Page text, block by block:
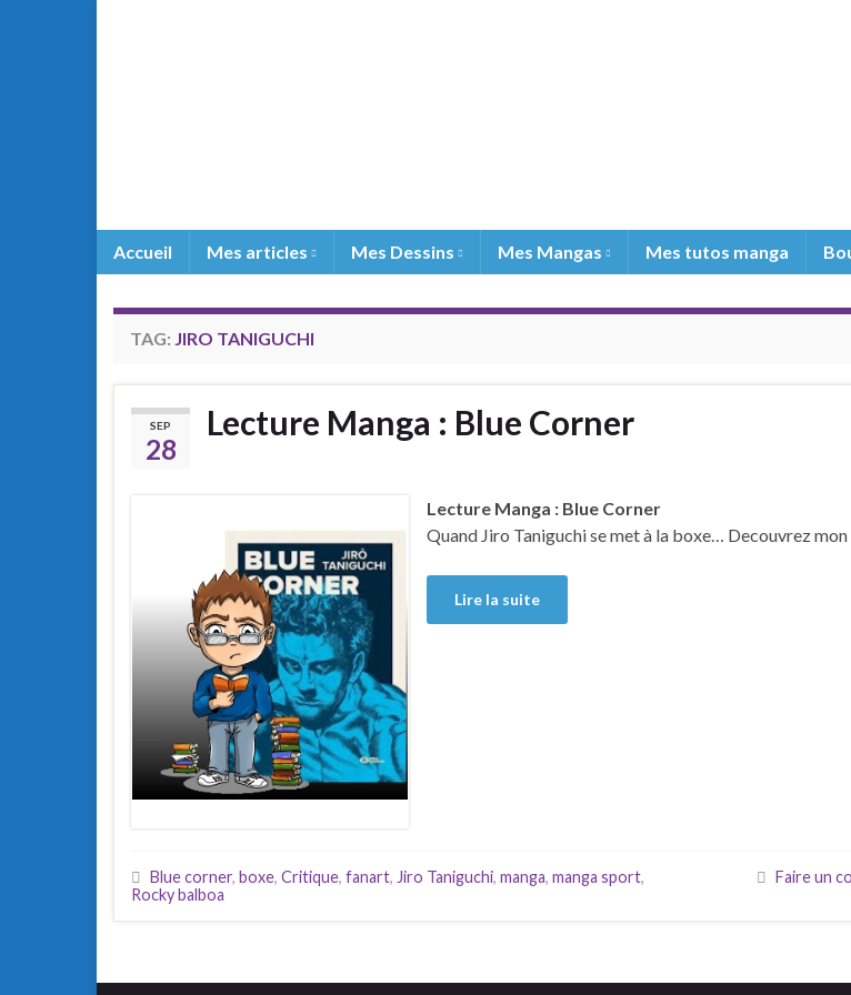
Accueil Mes articles Mes Dessins Mes Mangas Mes tutos manga
TAG: JIRO TANIGUCHI
SEP
28
Lecture Manga : Blue Corner
Lecture Manga : Blue Corner
Quand Jiro Taniguchi se met à la boxe… Decouvrez mon
Lire la suite
Blue corner, boxe, Critique, fanart, Jiro Taniguchi, manga, manga sport,
Rocky balboa
Faire un